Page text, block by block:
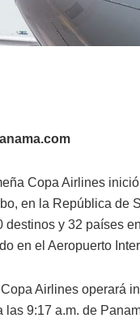
Copa Airlines
en la República de
destinos y 32 países
en el Aeropuerto
Airlines operará
las 9:17 a.m. de